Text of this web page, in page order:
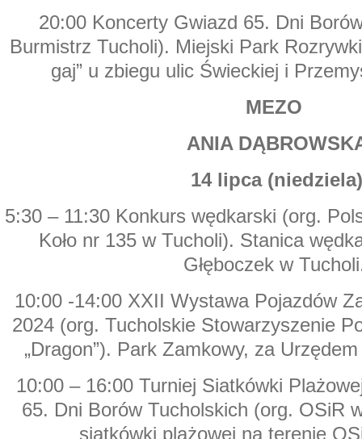
20:00 Koncerty Gwiazd 65. Dni
Burmistrz Tucholi). Miejski Park
gaj” u zbiegu ulic Świeckiej i
MEZO
ANIA
14 lipca (niedziela)
5:30 – 11:30 Konkurs wędkarski (org.
Koło nr 135 w Tucholi). Stanica
Głęboczek w
10:00 -14:00 XXII Wystawa Pojazdów
2024 (org. Tucholskie Stowarzyszenie
„Dragon”). Park Zamkowy, za
10:00 – 16:00 Turniej Siatkówki
65. Dni Borów Tucholskich (org. OSiR
siatkówki plażowej na terenie